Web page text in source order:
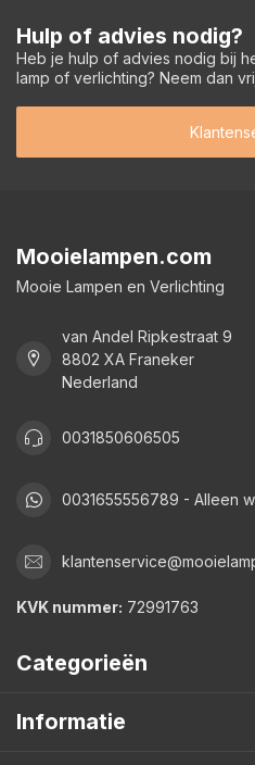
Hulp of advies nodig?
Heb je hulp of advies nodig bij
lamp of verlichting? Neem dan
Mooielampen.com
Mooie Lampen en Verlichting
van Andel Ripkestraat 9
8802 XA Franeker
Nederland
0031850606505
0031655556789 - Alleen
KVK nummer: 72991763
Categorieën
Informatie